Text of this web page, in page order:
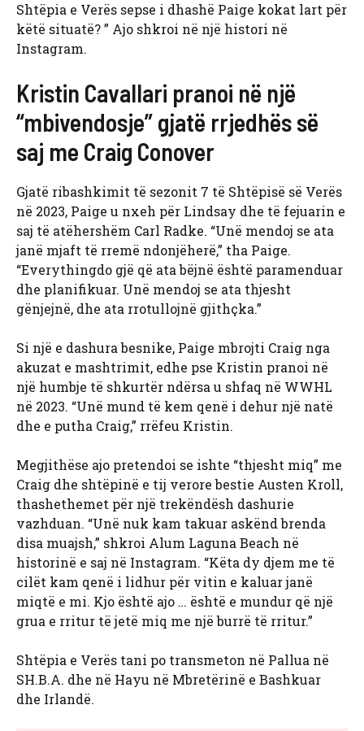
Shtëpia e Verës sepse i dhashë Paige kokat lart për
këtë situatë? ” Ajo shkroi në një histori në
Instagram.
Kristin Cavallari pranoi në një
“mbivendosje” gjatë rrjedhës së
saj me Craig Conover
Gjatë ribashkimit të sezonit 7 të Shtëpisë së Verës
në 2023, Paige u nxeh për Lindsay dhe të fejuarin e
saj të atëhershëm Carl Radke. “Unë mendoj se ata
janë mjaft të rremë ndonjëherë,” tha Paige.
“Everythingdo gjë që ata bëjnë është paramenduar
dhe planifikuar. Unë mendoj se ata thjesht
gënjejnë, dhe ata rrotullojnë gjithçka.”
Si një e dashura besnike, Paige mbrojti Craig nga
akuzat e mashtrimit, edhe pse Kristin pranoi në
një humbje të shkurtër ndërsa u shfaq në WWHL
në 2023. “Unë mund të kem qenë i dehur një natë
dhe e putha Craig,” rrëfeu Kristin.
Megjithëse ajo pretendoi se ishte “thjesht miq” me
Craig dhe shtëpinë e tij verore bestie Austen Kroll,
thashethemet për një trekëndësh dashurie
vazhduan. “Unë nuk kam takuar askënd brenda
disa muajsh,” shkroi Alum Laguna Beach në
historinë e saj në Instagram. “Këta dy djem me të
cilët kam qenë i lidhur për vitin e kaluar janë
miqtë e mi. Kjo është ajo … është e mundur që një
grua e rritur të jetë miq me një burrë të rritur.”
Shtëpia e Verës tani po transmeton në Pallua në
SH.B.A. dhe në Hayu në Mbretërinë e Bashkuar
dhe Irlandë.